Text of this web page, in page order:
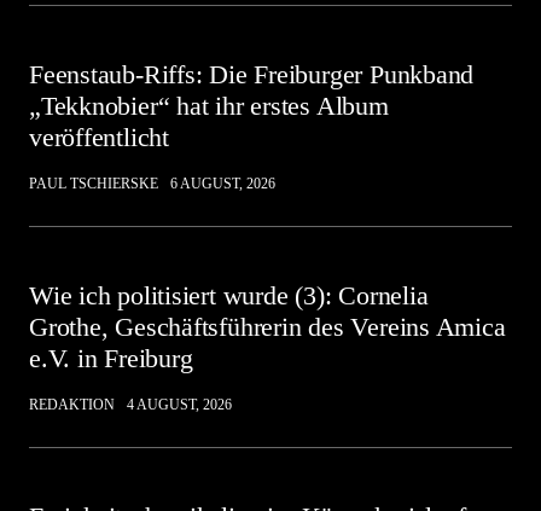
Feenstaub-Riffs: Die Freiburger Punkband
„Tekknobier“ hat ihr erstes Album
veröffentlicht
PAUL TSCHIERSKE 6 AUGUST, 2026
Wie ich politisiert wurde (3): Cornelia
Grothe, Geschäftsführerin des Vereins Amica
e.V. in Freiburg
REDAKTION 4 AUGUST, 2026